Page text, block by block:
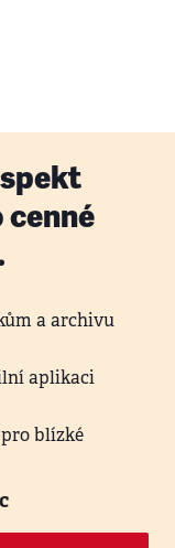
cenné
a archivu
aplikaci
blízké